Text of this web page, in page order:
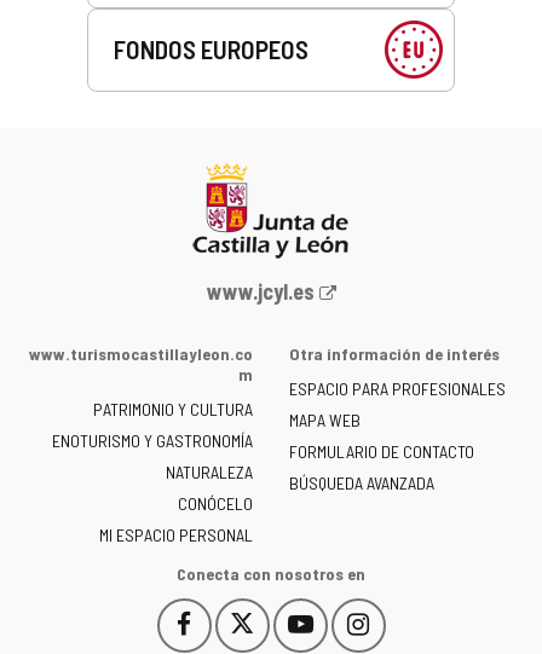
FONDOS EUROPEOS
Portal
la
de
Castilla
y
León
-
www.jcyl.es
www.turismocastillayleon.co
m
PATRIMONIO Y CULTURA
ENOTURISMO Y GASTRONOMÍA
NATURALEZA
CONÓCELO
MI ESPACIO PERSONAL
Otra información de interés
ESPACIO PARA PROFESIONALES
MAPA WEB
FORMULARIO DE CONTACTO
BÚSQUEDA AVANZADA
Conecta con nosotros en
Facebook
Este
Este
YouTube
Este
Instagram
Este